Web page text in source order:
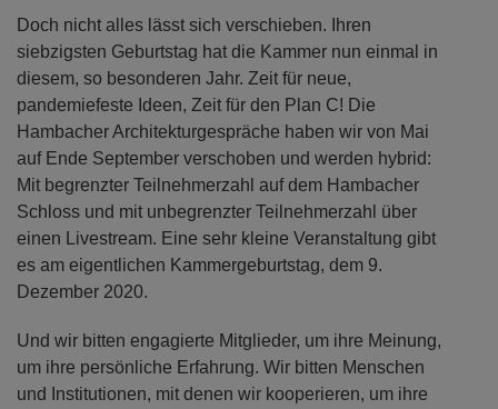
Doch nicht alles lässt sich verschieben. Ihren
siebzigsten Geburtstag hat die Kammer nun einmal in
diesem, so besonderen Jahr. Zeit für neue,
pandemiefeste Ideen, Zeit für den Plan C! Die
Hambacher Architekturgespräche haben wir von Mai
auf Ende September verschoben und werden hybrid:
Mit begrenzter Teilnehmerzahl auf dem Hambacher
Schloss und mit unbegrenzter Teilnehmerzahl über
einen Livestream. Eine sehr kleine Veranstaltung gibt
es am eigentlichen Kammergeburtstag, dem 9.
Dezember 2020.
Und wir bitten engagierte Mitglieder, um ihre Meinung,
um ihre persönliche Erfahrung. Wir bitten Menschen
und Institutionen, mit denen wir kooperieren, um ihre